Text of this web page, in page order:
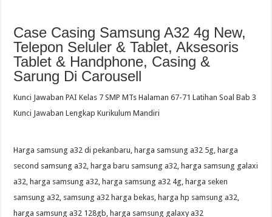
Case Casing Samsung A32 4g New,
Telepon Seluler & Tablet, Aksesoris
Tablet & Handphone, Casing &
Sarung Di Carousell
Kunci Jawaban PAI Kelas 7 SMP MTs Halaman 67-71 Latihan Soal Bab 3
Kunci Jawaban Lengkap Kurikulum Mandiri
Harga samsung a32 di pekanbaru, harga samsung a32 5g, harga
second samsung a32, harga baru samsung a32, harga samsung galaxi
a32, harga samsung a32, harga samsung a32 4g, harga seken
samsung a32, samsung a32 harga bekas, harga hp samsung a32,
harga samsung a32 128gb, harga samsung galaxy a32